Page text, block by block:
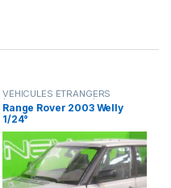
VÉHICULES ÉTRANGERS
(voitures,camions ...)
Range Rover 2003 Welly
1/24°